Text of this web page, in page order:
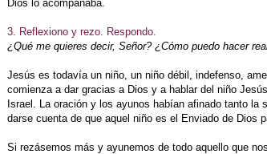
Dios lo acompañaba.
3. Reflexiono y rezo. Respondo.
¿Qué me quieres decir, Señor? ¿Cómo puedo hacer
Jesús es todavía un niño, un niño débil, indefenso,
comienza a dar gracias a Dios y a hablar del niño
Israel. La oración y los ayunos habían afinado tanto la
darse cuenta de que aquel niño es el Enviado de Dios
Si rezásemos más y ayunemos de todo aquello que